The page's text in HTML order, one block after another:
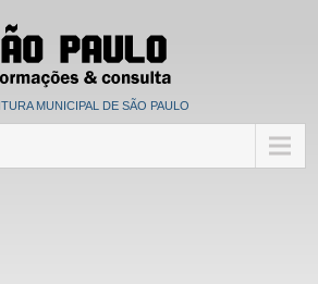
MUNICIPAL DE SÃO PAULO